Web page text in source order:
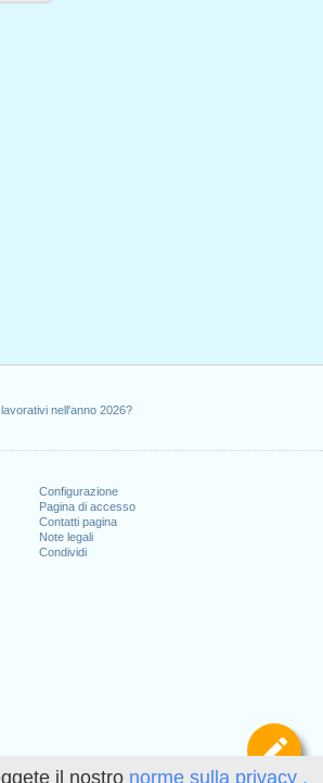
il nostro norme sulla privacy .
nell'anno 2026?
Configurazione
Pagina di accesso
Contatti pagina
Note legali
Condividi